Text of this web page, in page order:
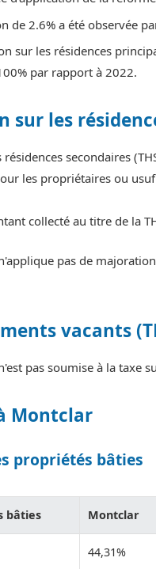
de 2.6% a été observée
sur les résidences
par rapport à 2022.
les
secondaires
les propriétaires ou
collecté au titre de la
pas de
vacants
pas soumise à la taxe
Montclar
propriétés bâties
bâties Montclar
44,31%